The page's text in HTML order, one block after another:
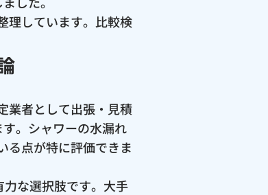
理しています。比較検
業者として出張・見積
。シャワーの水漏れ
る点が特に評価できま
力な選択肢です。大手